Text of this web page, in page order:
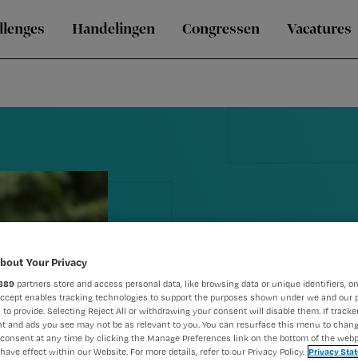
Handelingen Congressen Vacatures
bewust van
Your Privacy
partners store and access personal data, like browsing data or unique identifiers,
enables tracking technologies to support the purposes shown under we and our
to provide. Selecting Reject All or withdrawing your consent will disable them. If
and ads you see may not be as relevant to you. You can resurface this menu to
at any time by clicking the Manage Preferences link on the bottom of the
effect within our Website. For more details, refer to our Privacy Policy. Privacy